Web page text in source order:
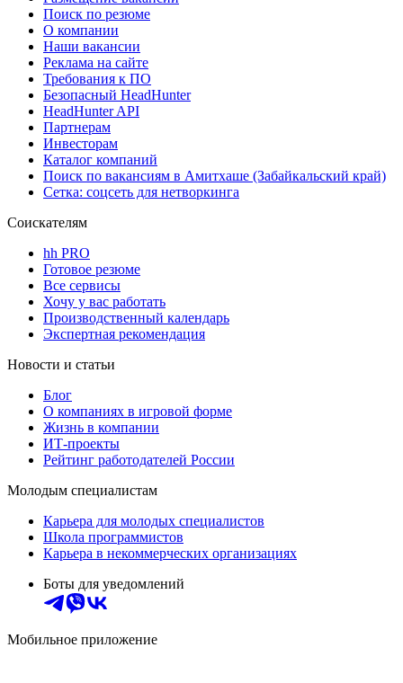
Поиск по резюме
О компании
Наши вакансии
Реклама на сайте
Требования к ПО
Безопасный HeadHunter
HeadHunter API
Партнерам
Инвесторам
Каталог компаний
Поиск по вакансиям в Амитхаше (Забайкальский край)
Сетка: соцсеть для нетворкинга
Соискателям
hh PRO
Готовое резюме
Все сервисы
Хочу у вас работать
Производственный календарь
Экспертная рекомендация
Новости и статьи
Блог
О компаниях в игровой форме
Жизнь в компании
ИТ-проекты
Рейтинг работодателей России
Молодым специалистам
Карьера для молодых специалистов
Школа программистов
Карьера в некоммерческих организациях
Боты для уведомлений
Мобильное приложение